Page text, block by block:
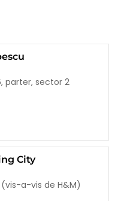
parter, sector 2
City
(vis-a-vis de H&M)